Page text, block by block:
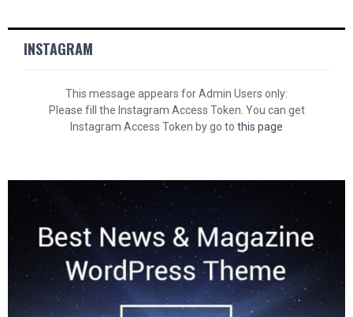
INSTAGRAM
This message appears for Admin Users only:
Please fill the Instagram Access Token. You can get
Instagram Access Token by go to this page